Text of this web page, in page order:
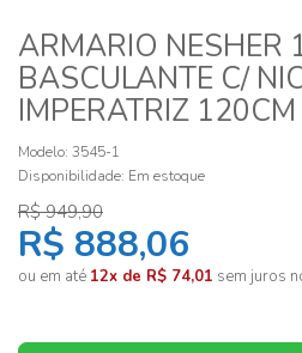
ARMARIO NESHER
BASCULANTE C/
IMPERATRIZ
Modelo: 3545-1
Disponibilidade: Em estoque
R$ 949,90
R$ 888,06
ou em até 12x de R$ 74,01 sem juros